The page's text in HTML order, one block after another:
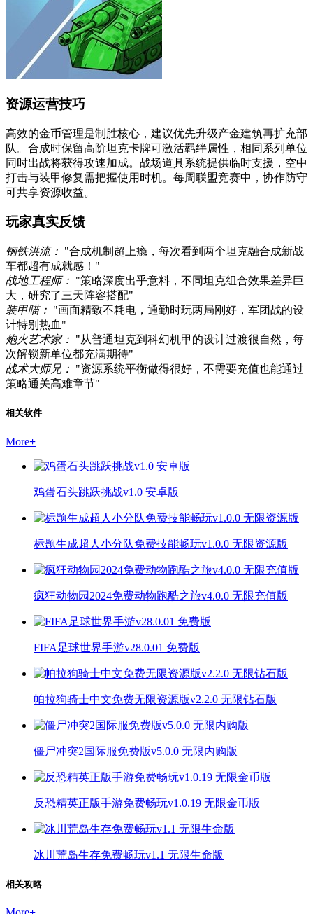
资源运营技巧
高效的金币管理是制胜核心，建议优先升级产金建筑再扩充部
队。合成时保留高阶坦克卡牌可激活羁绊属性，相同系列单位
同时出战将获得攻速加成。战场道具系统提供临时支援，空中
打击与装甲修复需把握使用时机。每周联盟竞赛中，协作防守
可共享资源收益。
玩家真实反馈
钢铁洪流： "合成机制超上瘾，每次看到两个坦克融合成新战
车都超有成就感！"
战地工程师： "策略深度出乎意料，不同坦克组合效果差异巨
大，研究了三天阵容搭配"
装甲喵： "画面精致不耗电，通勤时玩两局刚好，军团战的设
计特别热血"
炮火艺术家： "从普通坦克到科幻机甲的设计过渡很自然，每
次解锁新单位都充满期待"
战术大师兄： "资源系统平衡做得很好，不需要充值也能通过
策略通关高难章节"
相关软件
More+
鸡蛋石头跳跃挑战v1.0 安卓版
标题生成超人小分队免费技能畅玩v1.0.0 无限资源版
疯狂动物园2024免费动物跑酷之旅v4.0.0 无限充值版
FIFA足球世界手游v28.0.01 免费版
帕拉狗骑士中文免费无限资源版v2.2.0 无限钻石版
僵尸冲突2国际服免费版v5.0.0 无限内购版
反恐精英正版手游免费畅玩v1.0.19 无限金币版
冰川荒岛生存免费畅玩v1.1 无限生命版
相关攻略